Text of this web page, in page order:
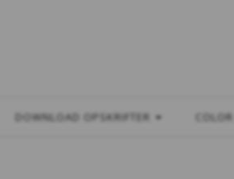
DOWNLOAD OPSKRIFTER